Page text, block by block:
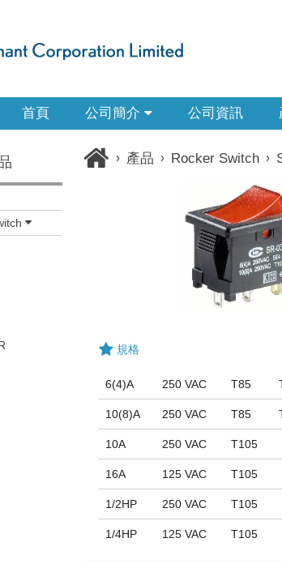
首頁 公司簡介 公司資訊
› 產品 › Rocker Switch ›
規格
6(4)A 250 VAC T85
10(8)A 250 VAC T85
10A 250 VAC T105
16A 125 VAC T105
1/2HP 250 VAC T105
1/4HP 125 VAC T105